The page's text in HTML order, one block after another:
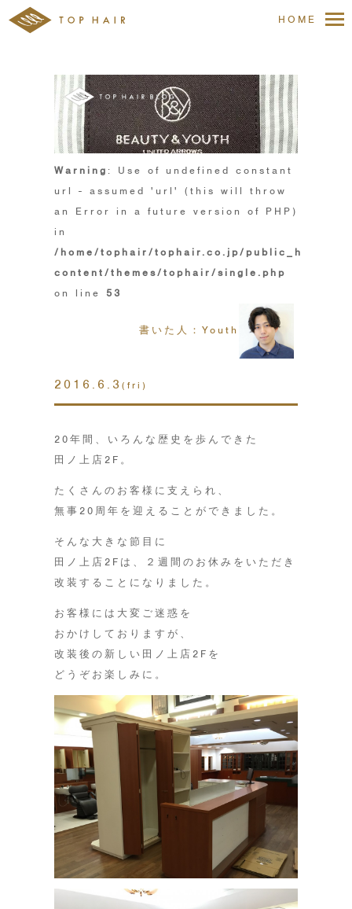
HOME
Warning : Use of undefined constant
url - assumed 'url' (this will throw
an Error in a future version of PHP)
in
/home/tophair/tophair.co.jp/public_html/
content/themes/tophair/single.php
on line 53
書いた人：Youth
2016.6.3 (fri)
20年間、いろんな歴史を歩んできた
田ノ上店2F。
たくさんのお客様に支えられ、
無事20周年を迎えることができました。
そんな大きな節目に
田ノ上店2Fは、２週間のお休みをいただき
改装することになりました。
お客様には大変ご迷惑を
おかけしておりますが、
改装後の新しい田ノ上店2Fを
どうぞお楽しみに。